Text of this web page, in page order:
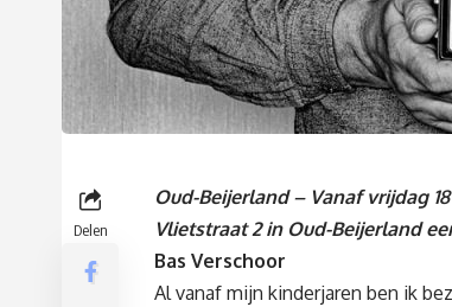
Delen
Oud-Beijerland – Vanaf vrijdag
Vlietstraat 2 in Oud-Beijerland
Bas Verschoor
Al vanaf mijn kinderjaren ben ik